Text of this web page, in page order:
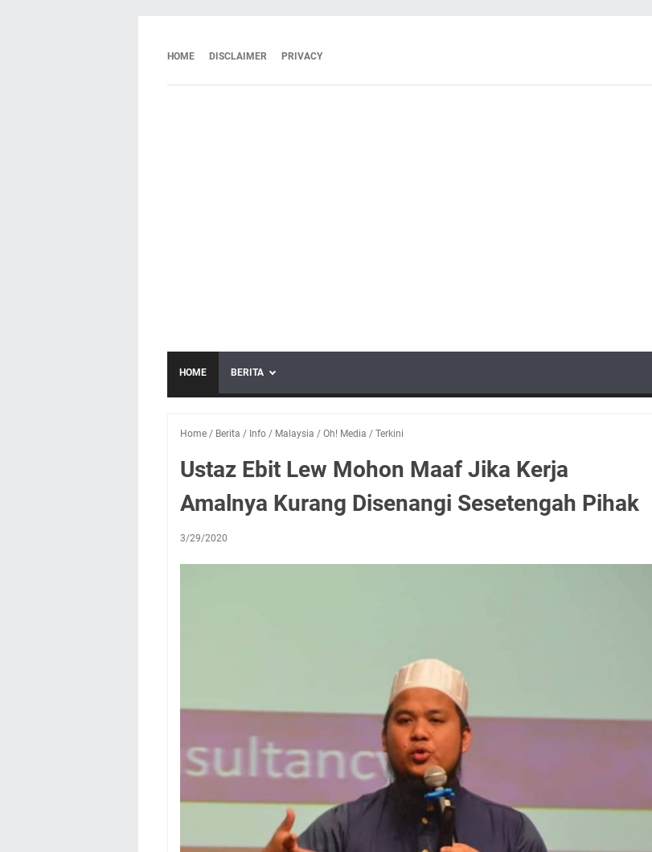
HOME DISCLAIMER PRIVACY
HOME BERITA
Home / Berita / Info / Malaysia / Oh! Media / Terkini
Ustaz Ebit Lew Mohon Maaf Jika Kerja
Amalnya Kurang Disenangi Sesetengah Pihak
3/29/2020